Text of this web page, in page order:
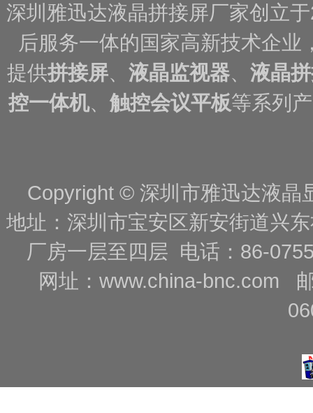
深圳雅迅达液晶拼接屏厂家创立
后服务一体的国家高新技术企
提供拼接屏、 液晶监视器、 液晶
控一体机、 触控会议平板等系列
Copyright © 深圳市雅迅达液
地址：深圳市宝安区新安街道兴
厂房一层至四层 电话：86-
网址： www.china-bnc.com